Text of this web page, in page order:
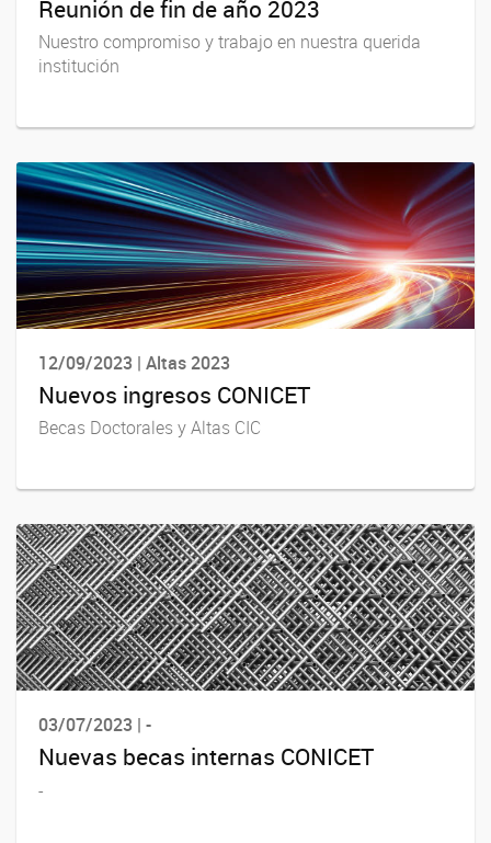
Reunión de fin de año 2023
Nuestro compromiso y trabajo en nuestra querida
institución
12/09/2023 | Altas 2023
Nuevos ingresos CONICET
Becas Doctorales y Altas CIC
03/07/2023 | -
Nuevas becas internas CONICET
-